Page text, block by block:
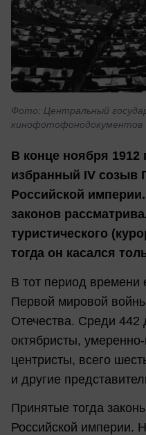
Фото: Центральный
кинофотофонодокументов
В конце ноября 1912
избранный IV созыв
Российской
законов
туристического
тогда он касался
В тот период
Первой мировой
Отечества. Среди 442
октябристы,
центристы, всего
и другие
Принятые тогда
Российской империи.